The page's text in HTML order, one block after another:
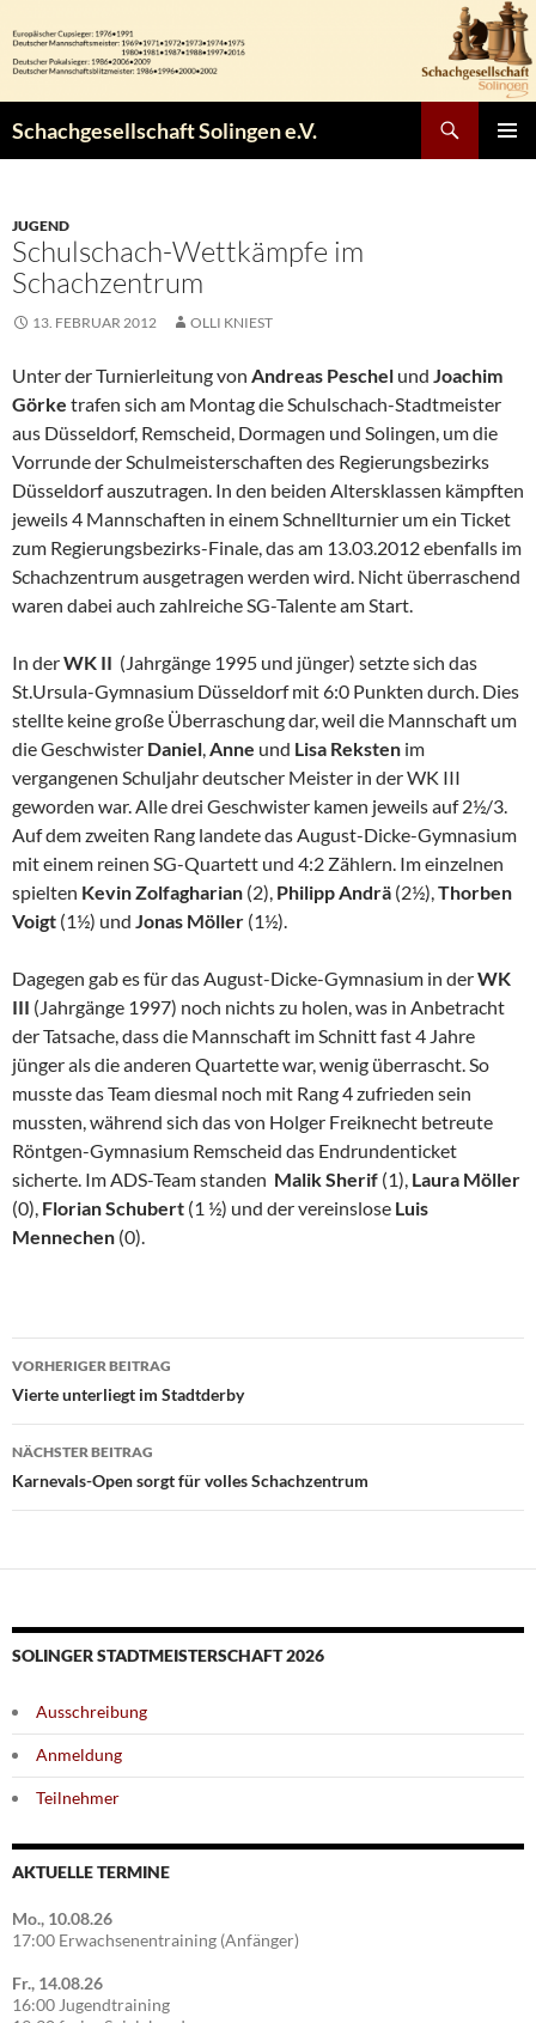
Inhalt
springen
Schachgesellschaft Solingen e.V.
JUGEND
Schulschach-Wettkämpfe im
Schachzentrum
13. FEBRUAR 2012 OLLI KNIEST
Unter der Turnierleitung von Andreas Peschel und Joachim
Görke trafen sich am Montag die Schulschach-Stadtmeister
aus Düsseldorf, Remscheid, Dormagen und Solingen, um die
Vorrunde der Schulmeisterschaften des Regierungsbezirks
Düsseldorf auszutragen. In den beiden Altersklassen kämpften
jeweils 4 Mannschaften in einem Schnellturnier um ein Ticket
zum Regierungsbezirks-Finale, das am 13.03.2012 ebenfalls im
Schachzentrum ausgetragen werden wird. Nicht überraschend
waren dabei auch zahlreiche SG-Talente am Start.
In derWK II (Jahrgänge 1995 und jünger) setzte sich das
St.Ursula-Gymnasium Düsseldorf mit 6:0 Punkten durch. Dies
stellte keine große Überraschung dar, weil die Mannschaft um
die Geschwister Daniel,Anne und Lisa Reksten im
vergangenen Schuljahr deutscher Meister in der WK III
geworden war. Alle drei Geschwister kamen jeweils auf 2½/3.
Auf dem zweiten Rang landete das August-Dicke-Gymnasium
mit einem reinen SG-Quartett und 4:2 Zählern. Im einzelnen
spielten KevinZolfagharian (2), Philipp Andrä (2½),Thorben
Voigt (1½) und Jonas Möller (1½).
Dagegen gab es für das August-Dicke-Gymnasium in derWK
III (Jahrgänge 1997) noch nichts zu holen, was in Anbetracht
der Tatsache, dass die Mannschaft im Schnitt fast 4 Jahre
jünger als die anderen Quartette war, wenig überrascht. So
musste das Team diesmal noch mit Rang 4 zufrieden sein
mussten, während sich das von Holger Freiknecht betreute
Röntgen-Gymnasium Remscheid das Endrundenticket
sicherte. Im ADS-Team standen Malik Sherif (1), Laura Möller
(0), Florian Schubert (1 ½) und der vereinslose Luis
Mennechen (0).
Beitragsnavigation
VORHERIGER BEITRAG
Vierte unterliegt im Stadtderby
NÄCHSTER BEITRAG
Karnevals-Open sorgt für volles Schachzentrum
SOLINGER STADTMEISTERSCHAFT 2026
Ausschreibung
Anmeldung
Teilnehmer
AKTUELLE TERMINE
Mo., 10.08.26
17:00 Erwachsenentraining (Anfänger)
Fr., 14.08.26
16:00 Jugendtraining